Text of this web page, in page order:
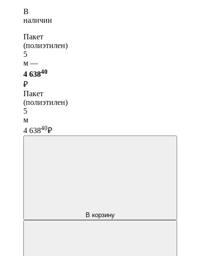
В
наличии
Пакет
(полиэтилен)
5
м —
4 63840
₽
Пакет
(полиэтилен)
5
м
4 63840₽
В корзину